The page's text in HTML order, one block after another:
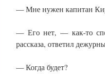
— Мне нужен капитан
— Его нет, — как-то
рассказа, ответил
— Когда будет?